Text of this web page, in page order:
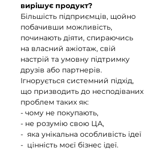
вирішує продукт?
Більшість підприємців, щойно
побачивши можливість,
починають діяти, спираючись
на власний ажіотаж, свій
настрій та умовну підтримку
друзів або партнерів.
Ігнорується системний підхід,
що призводить до несподіваних
проблем таких як:
- чому не покупають,
- не розумію свою ЦА,
- яка унікальна особливість ідеї
- цінність моєї бізнес ідеї.